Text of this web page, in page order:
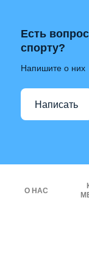
Есть
спорту?
Напишите о них
Написать
О НАС